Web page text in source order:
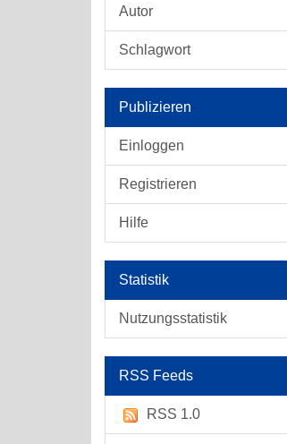
Autor
Schlagwort
Publizieren
Einloggen
Registrieren
Hilfe
Statistik
Nutzungsstatistik
RSS Feeds
RSS 1.0